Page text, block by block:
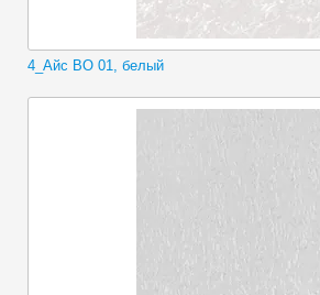
4_Айс ВО 01, белый